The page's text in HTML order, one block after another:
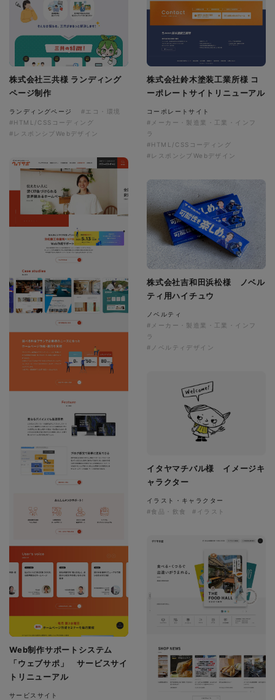
株式会社三共様 ランディング
ページ制作
ランディングページ
#エコ・環境
#HTML/CSSコーディング
#レスポンシブWebデザイン
株式会社鈴木塗装工業所様 コ
ーポレートサイトリニューアル
コーポレートサイト
#メーカー・製造業・工業・インフ
ラ
#HTML/CSSコーディング
#レスポンシブWebデザイン
Web制作サポートシステム
「ウェブサポ」 サービスサイ
トリニューアル
サービスサイト
株式会社吉和田浜松様 ノベル
ティ用ハイチュウ
ノベルティ
#メーカー・製造業・工業・インフ
ラ
#ノベルティデザイン
イタヤマチバル様 イメージキ
ャラクター
イラスト・キャラクター
#食品・飲食
#イラスト